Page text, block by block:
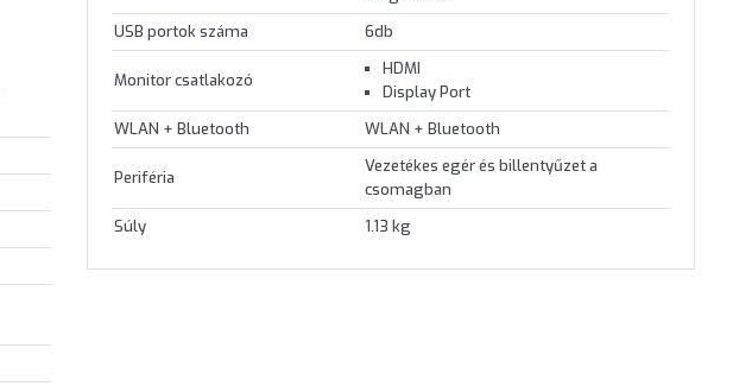
USB portok száma
6db
Monitor csatlakozó
HDMI
Display Port
WLAN + Bluetooth
WLAN + Bluetooth
Periféria
Vezetékes egér és billentyűzet a
csomagban
Súly
1.13 kg